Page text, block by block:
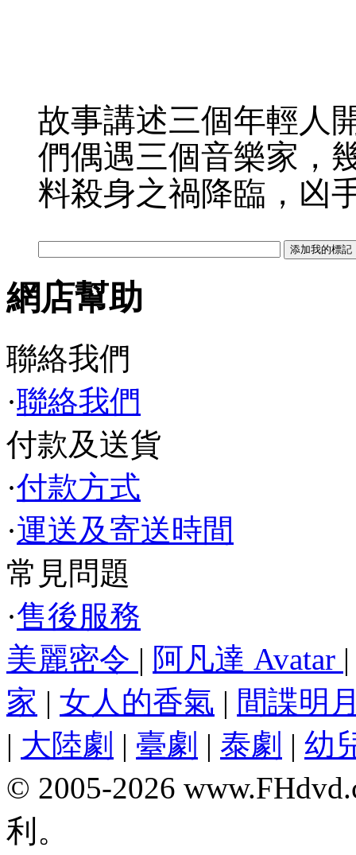
故事講述三個年輕人
們偶遇三個音樂家，
料殺身之禍降臨，凶
網店幫助
聯絡我們
·聯絡我們
付款及送貨
·付款方式
·運送及寄送時間
常見問題
·售後服務
美麗密令 | 阿凡達 Avatar
家 | 女人的香氣 | 間諜明
| 大陸劇 | 臺劇 | 泰劇 | 幼
© 2005-2026
利。